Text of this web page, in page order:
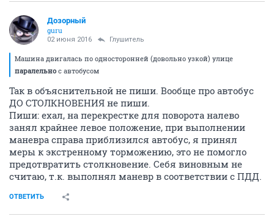
Дозорный
guru
02 июня 2016 Глушитель
Машина двигалась по односторонней (довольно узкой) улице
паралельно с автобусом
Так в объяснительной не пиши. Вообще про автобус
ДО СТОЛКНОВЕНИЯ не пиши.
Пиши: ехал, на перекрестке для поворота налево
занял крайнее левое положение, при выполнении
маневра справа приблизился автобус, я принял
меры к экстренному торможению, это не помогло
предотвратить столкновение. Себя виновным не
считаю, т.к. выполнял маневр в соответствии с ПДД.
ОТВЕТИТЬ